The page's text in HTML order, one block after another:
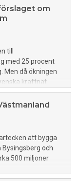
Pålsson, om
till
med 25 procent
Men då ökningen
kraftnät
tecknar
att bygga
och
500 miljoner